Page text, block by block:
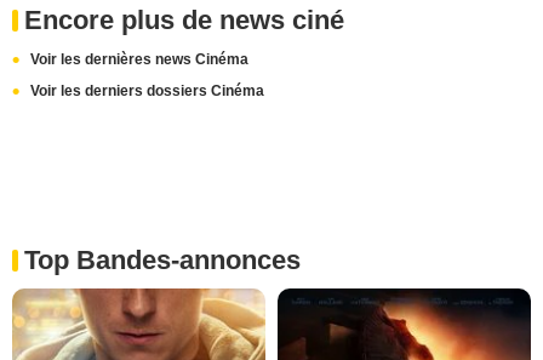
Encore plus de news ciné
Voir les dernières news Cinéma
Voir les derniers dossiers Cinéma
Top Bandes-annonces